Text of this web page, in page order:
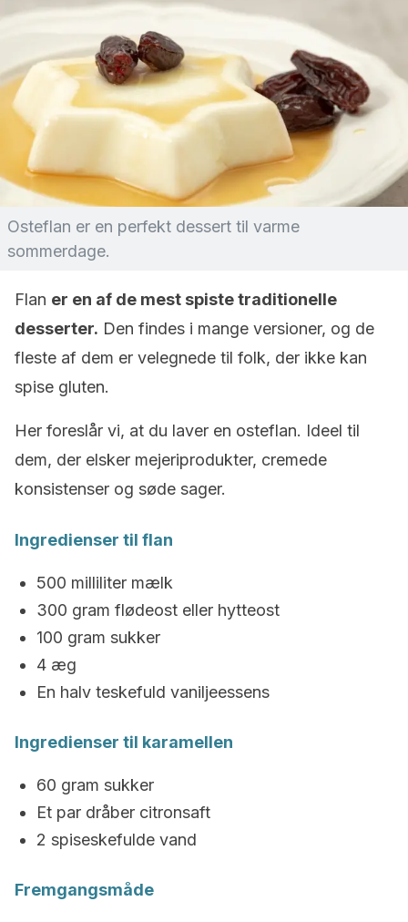
Osteflan er en perfekt dessert til varme
sommerdage.
Flan er en af de mest spiste traditionelle
desserter. Den findes i mange versioner, og de
fleste af dem er velegnede til folk, der ikke kan
spise gluten.
Her foreslår vi, at du laver en osteflan. Ideel til
dem, der elsker mejeriprodukter, cremede
konsistenser og søde sager.
Ingredienser til flan
500 milliliter mælk
300 gram flødeost eller hytteost
100 gram sukker
4 æg
En halv teskefuld vaniljeessens
Ingredienser til karamellen
60 gram sukker
Et par dråber citronsaft
2 spiseskefulde vand
Fremgangsmåde